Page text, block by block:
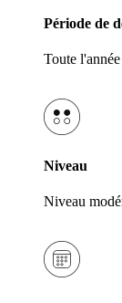
Période de
Toute l'année
Niveau
Niveau